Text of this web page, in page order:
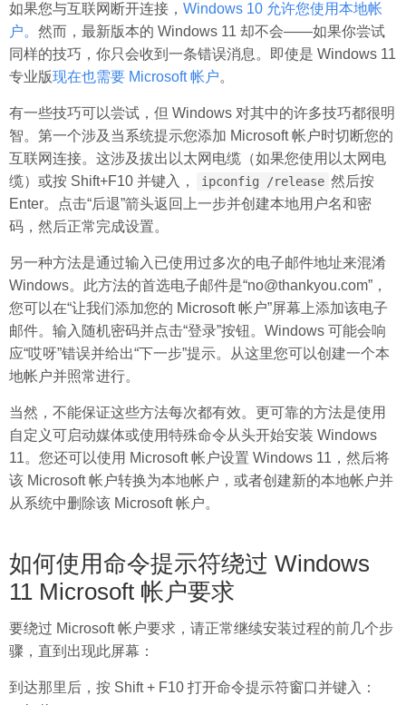
如果您与互联网断开连接， Windows 10 允许您使用本地帐
户。 然而，最新版本的 Windows 11 却不会——如果你尝试
同样的技巧，你只会收到一条错误消息。即使是 Windows 11
专业版现在也需要 Microsoft 帐户。
有一些技巧可以尝试，但 Windows 对其中的许多技巧都很明
智。第一个涉及当系统提示您添加 Microsoft 帐户时切断您的
互联网连接。这涉及拔出以太网电缆（如果您使用以太网电
缆）或按 Shift+F10 并键入，
ipconfig /release 然后按
Enter。点击“后退”箭头返回上一步并创建本地用户名和密
码，然后正常完成设置。
另一种方法是通过输入已使用过多次的电子邮件地址来混淆
Windows。此方法的首选电子邮件是“no@thankyou.com”，
您可以在“让我们添加您的 Microsoft 帐户”屏幕上添加该电子
邮件。输入随机密码并点击“登录”按钮。Windows 可能会响
应“哎呀”错误并给出“下一步”提示。从这里您可以创建一个本
地帐户并照常进行。
当然，不能保证这些方法每次都有效。更可靠的方法是使用
自定义可启动媒体或使用特殊命令从头开始安装 Windows
11。您还可以使用 Microsoft 帐户设置 Windows 11，然后将
该 Microsoft 帐户转换为本地帐户，或者创建新的本地帐户并
从系统中删除该 Microsoft 帐户。
如何使用命令提示符绕过 Windows
11 Microsoft 帐户要求
要绕过 Microsoft 帐户要求，请正常继续安装过程的前几个步
骤，直到出现此屏幕：
到达那里后，按 Shift + F10 打开命令提示符窗口并键入：